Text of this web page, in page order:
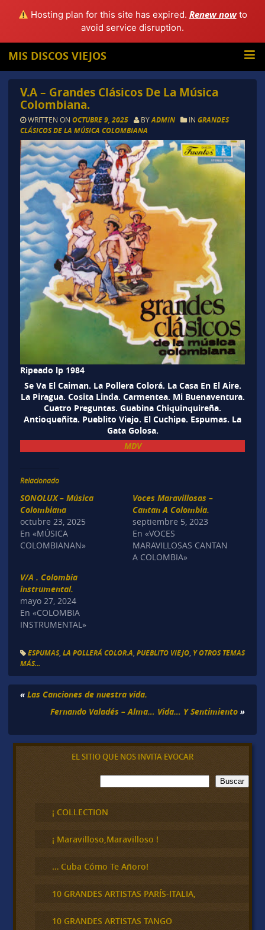
Hosting plan for this site has expired. Renew nowto
avoid service disruption.
MIS DISCOS VIEJOS
V.A – Grandes Clásicos De La Música
Colombiana.
WRITTEN ON OCTUBRE 9, 2025 BYADMIN IN GRANDES
CLÁSICOS DE LA MÚSICA COLOMBIANA
Ripeado lp 1984
Se Va El Caiman. La Pollera Colorá. La Casa En El Aire.
La Piragua. Cosita Linda. Carmentea. Mi Buenaventura.
Cuatro Preguntas. Guabina Chiquinquireña.
Antioqueñita. Pueblito Viejo. El Cuchipe. Espumas. La
Gata Golosa.
MDV
Relacionado
SONOLUX – Música
Colombiana
octubre 23, 2025
En «MÚSICA
COLOMBIANAN»
Voces Maravillosas –
Cantan A Colombia.
septiembre 5, 2023
En «VOCES
MARAVILLOSAS CANTAN
A COLOMBIA»
V/A . Colombia
instrumental.
mayo 27, 2024
En «COLOMBIA
INSTRUMENTAL»
ESPUMAS, LA POLLERÁ COLOR.A PUEBLITO VIEJO, Y OTROS TEMAS
MÁS...
« Las Canciones de nuestra vida.
Fernando Valadés – Alma… Vida… Y Sentimiento »
EL SITIO QUE NOS INVITA EVOCAR
B
u
c
a
Buscar
¡ COLLECTION
¡ Maravilloso,Maravilloso !
… Cuba Cómo Te Añoro!
10 GRANDES ARTISTAS PARÍS-ITALIA,
10 GRANDES ARTISTAS TANGO